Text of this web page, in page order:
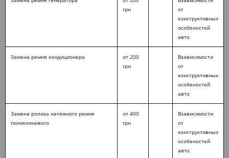
грн
от
конструктивных
особеностей
авто
Замена ремня кондиционера
от 200
грн
Взависимости
от
конструктивных
особеностей
авто
Замена ролика натяжного ремня
поликлинового
от 400
грн
Взависимости
от
конструктивных
особеностей
авто